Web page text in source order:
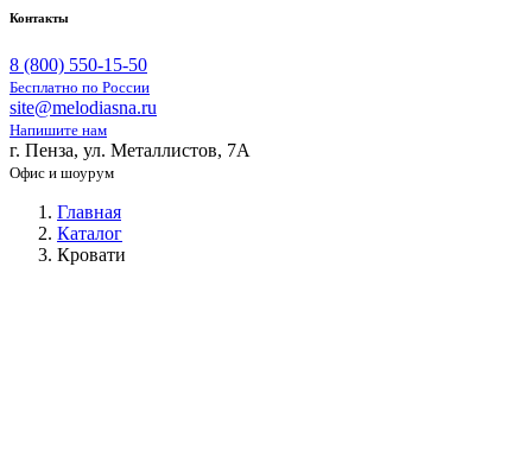
Контакты
8 (800) 550-15-50
Бесплатно по России
site@melodiasna.ru
Напишите нам
г. Пенза, ул. Металлистов, 7А
Офис и шоурум
Главная
Каталог
Кровати